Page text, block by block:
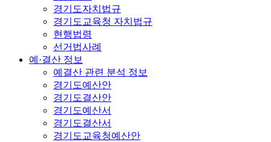
경기도자치법규
경기도교육청 자치법규
현행법령
선거법사례
예·결산 정보
예결산 관련 분석 정보
경기도예산안
경기도결산안
경기도예산서
경기도결산서
경기도교육청예산안